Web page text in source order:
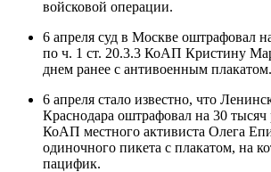
войсковой операции.
6 апреля суд в Москве оштрафовал
по ч. 1 ст. 20.3.3 КоАП Кристину
днем ранее с антивоенным плакатом.
6 апреля стало известно, что
Краснодара оштрафовал на 30 тысяч
КоАП местного активиста Олега
одиночного пикета с плакатом, на
пацифик.